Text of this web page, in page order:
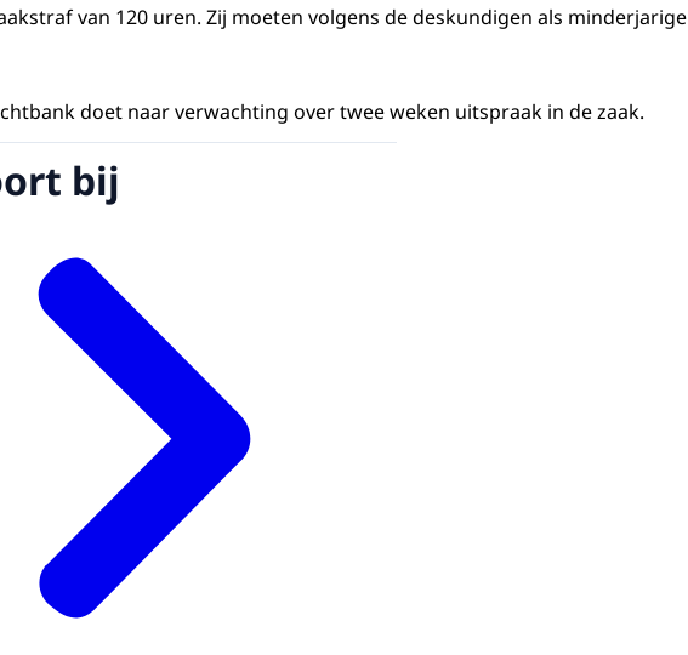
van 120 uren. Zij moeten volgens de deskundigen als
doet naar verwachting over twee weken uitspraak in de zaak.
bij